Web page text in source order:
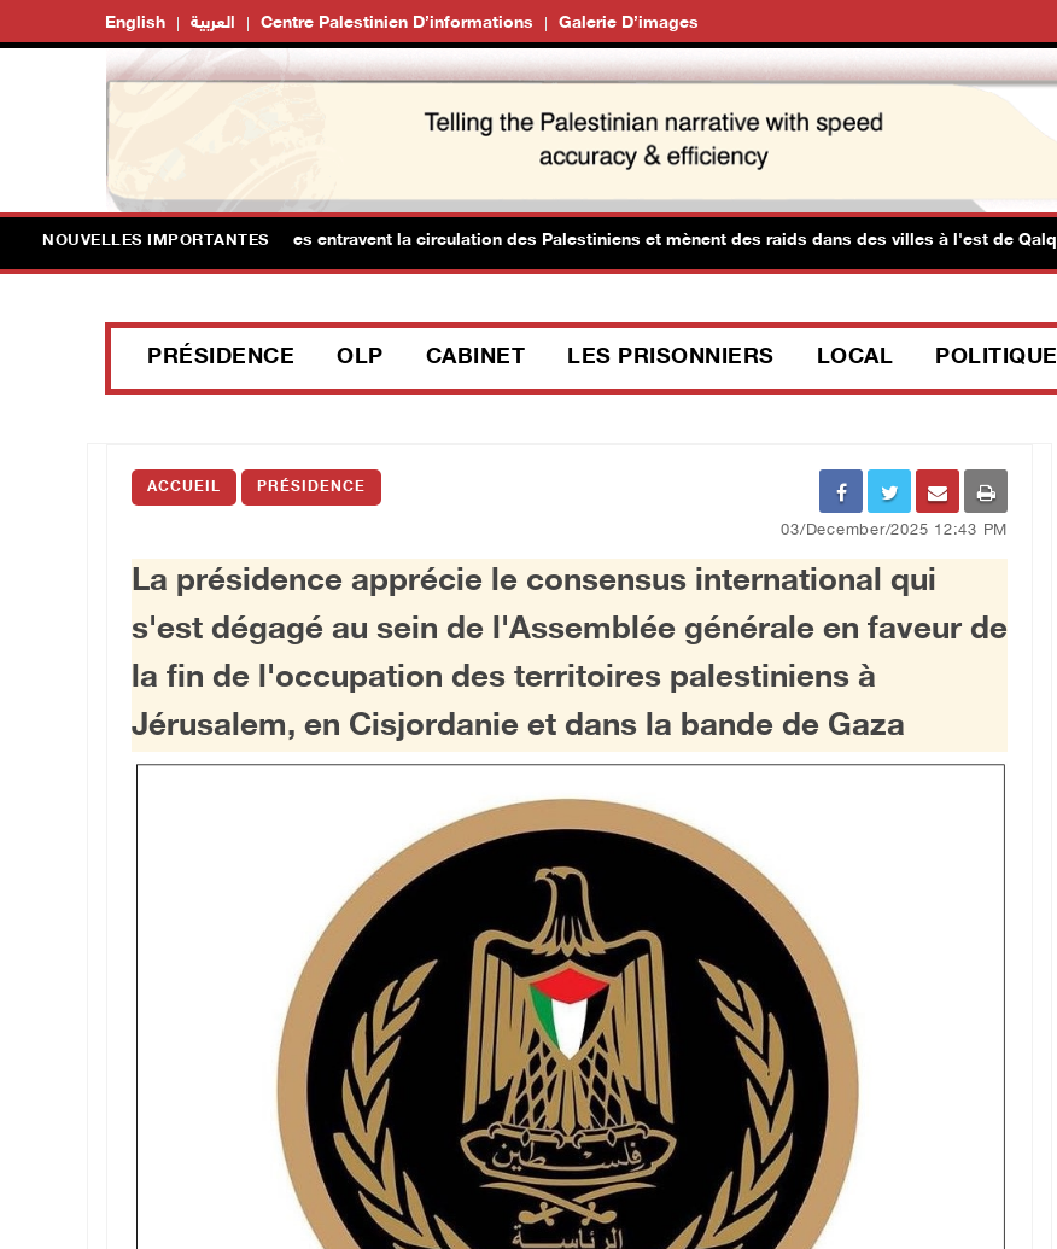
English العربية Centre Palestinien D’informations Galerie D’images
NOUVELLES IMPORTANTES
forces d'occupation israéliennes entravent la circulation des Palestiniens et mènent des raids dans des villes à l'est de Qalqilya
PRÉSIDENCE OLP CABINET LES PRISONNIERS LOCAL POLITIQUE
ACCUEIL PRÉSIDENCE
03/December/2025 12:43 PM
La présidence apprécie le consensus international qui
s'est dégagé au sein de l'Assemblée générale en faveur de
la fin de l'occupation des territoires palestiniens à
Jérusalem, en Cisjordanie et dans la bande de Gaza